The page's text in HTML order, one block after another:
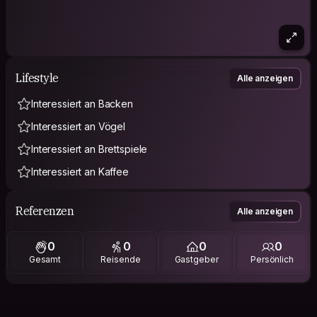
Lifestyle Alle anzeigen
Interessiert an Backen
Interessiert an Vögel
Interessiert an Brettspiele
Interessiert an Kaffee
Referenzen Alle anzeigen
0
Gesamt
0
Reisende
0
Gastgeber
0
Persönlich